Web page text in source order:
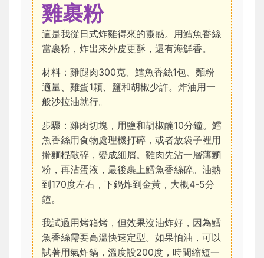
雞裹粉
這是我從日式炸雞得來的靈感。用鱈魚香絲
當裹粉，炸出來外皮更酥，還有海鮮香。
材料：雞腿肉300克、鱈魚香絲1包、麵粉
適量、雞蛋1顆、鹽和胡椒少許。炸油用一
般沙拉油就行。
步驟：雞肉切塊，用鹽和胡椒醃10分鐘。鱈
魚香絲用食物處理機打碎，或者放袋子裡用
擀麵棍敲碎，變成細屑。雞肉先沾一層薄麵
粉，再沾蛋液，最後裹上鱈魚香絲碎。油熱
到170度左右，下鍋炸到金黃，大概4-5分
鐘。
我試過用烤箱烤，但效果沒油炸好，因為鱈
魚香絲需要高溫快速定型。如果怕油，可以
試著用氣炸鍋，溫度設200度，時間縮短一